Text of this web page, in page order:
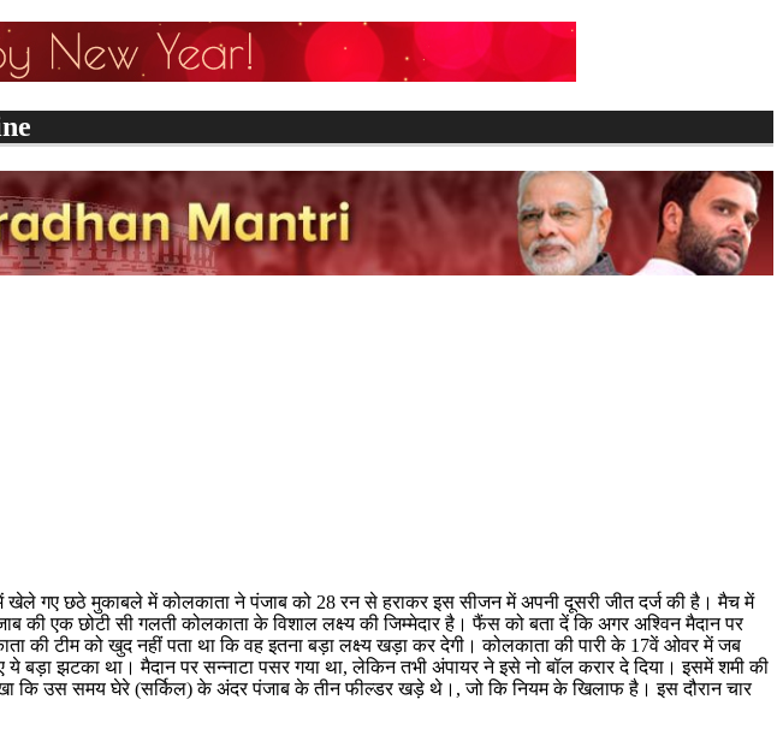
गए छठे मुकाबले में कोलकाता ने पंजाब को 28 रन से हराकर इस सीजन में अपनी दूसरी जीत दर्ज की है। मैच में
एक छोटी सी गलती कोलकाता के विशाल लक्ष्य की जिम्मेदार है। फैंस को बता दें कि अगर अश्विन मैदान पर
की टीम को खुद नहीं पता था कि वह इतना बड़ा लक्ष्य खड़ा कर देगी। कोलकाता की पारी के 17वें ओवर में जब
झटका था। मैदान पर सन्नाटा पसर गया था, लेकिन तभी अंपायर ने इसे नो बॉल करार दे दिया। इसमें शमी की
कि उस समय घेरे (सर्किल) के अंदर पंजाब के तीन फील्डर खड़े थे।, जो कि नियम के खिलाफ है। इस दौरान चार